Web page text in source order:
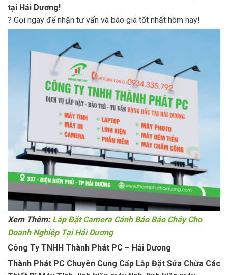
tại Hải Dương!
? Gọi ngay để nhận tư vấn và báo giá tốt nhất hôm nay!
Xem Thêm: Lắp Đặt Camera Cảnh Báo Báo Cháy Cho
Doanh Nghiệp Tại Hải Dương
Công Ty TNHH Thành Phát PC – Hải Dương
Thành Phát PC Chuyên Cung Cấp Lắp Đặt Sửa Chữa Các